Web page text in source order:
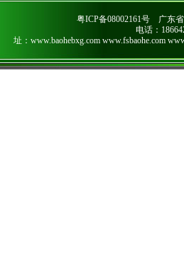
粤ICP备08002161号 广东省
电话：
：www.baohebxg.com www.fsbaohe.com